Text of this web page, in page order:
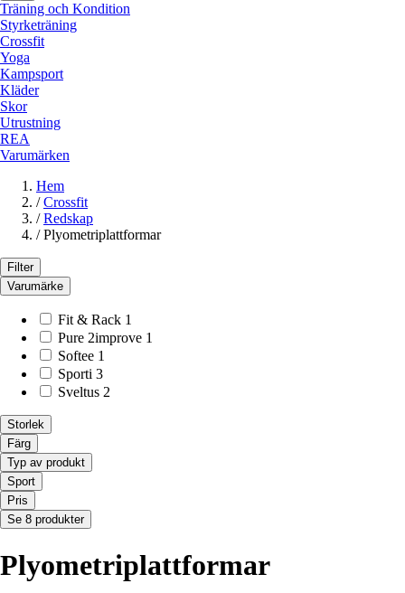
Träning och Kondition
Styrketräning
Crossfit
Yoga
Kampsport
Kläder
Skor
Utrustning
REA
Varumärken
Hem
/ Crossfit
/ Redskap
/ Plyometriplattformar
Filter
Varumärke
Fit & Rack 1
Pure 2improve 1
Softee 1
Sporti 3
Sveltus 2
Storlek
Färg
Typ av produkt
Sport
Pris
Se 8 produkter
Plyometriplattformar